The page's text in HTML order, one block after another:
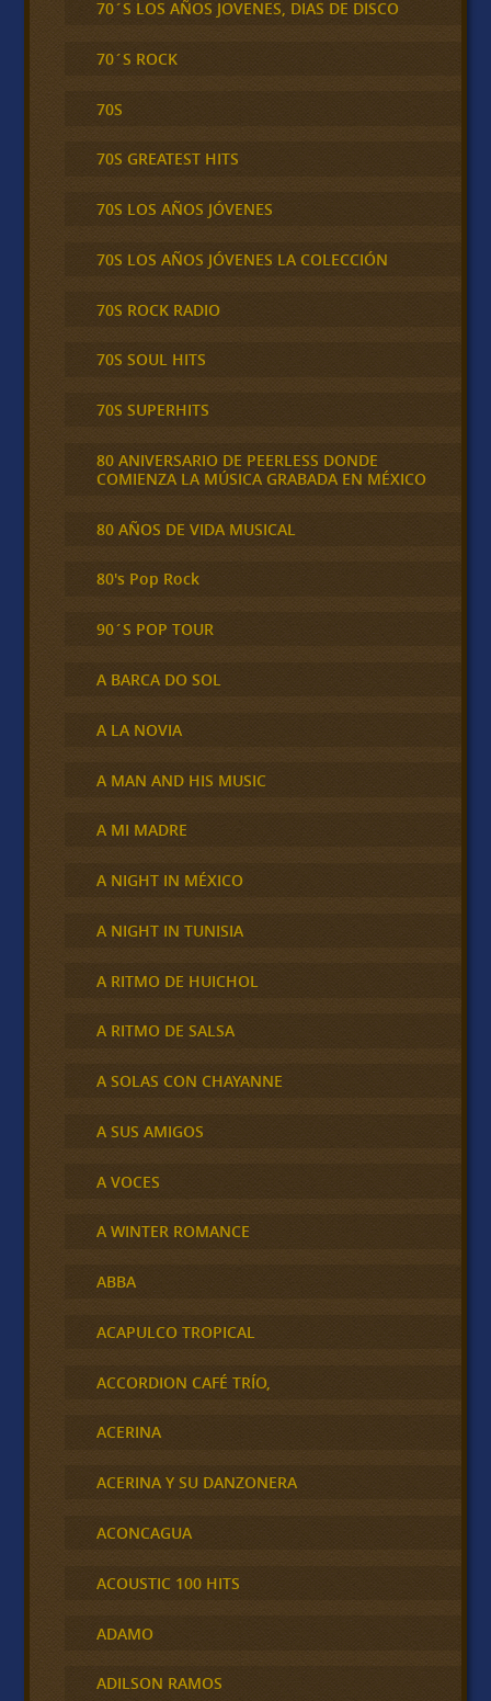
70´S LOS AÑOS JOVENES, DIAS DE DISCO
70´S ROCK
70S
70S GREATEST HITS
70S LOS AÑOS JÓVENES
70S LOS AÑOS JÓVENES LA COLECCIÓN
70S ROCK RADIO
70S SOUL HITS
70S SUPERHITS
80 ANIVERSARIO DE PEERLESS DONDE
COMIENZA LA MÚSICA GRABADA EN MÉXICO
80 AÑOS DE VIDA MUSICAL
80's Pop Rock
90´S POP TOUR
A BARCA DO SOL
A LA NOVIA
A MAN AND HIS MUSIC
A MI MADRE
A NIGHT IN MÉXICO
A NIGHT IN TUNISIA
A RITMO DE HUICHOL
A RITMO DE SALSA
A SOLAS CON CHAYANNE
A SUS AMIGOS
A VOCES
A WINTER ROMANCE
ABBA
ACAPULCO TROPICAL
ACCORDION CAFÉ TRÍO,
ACERINA
ACERINA Y SU DANZONERA
ACONCAGUA
ACOUSTIC 100 HITS
ADAMO
ADILSON RAMOS